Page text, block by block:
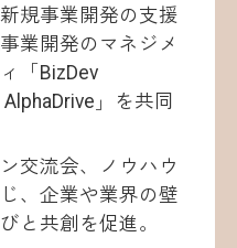
規事業開発の支援
業開発のマネジメ
「BizDev
」を共同
交流会、ノウハウ
、企業や業界の壁
と共創を促進。